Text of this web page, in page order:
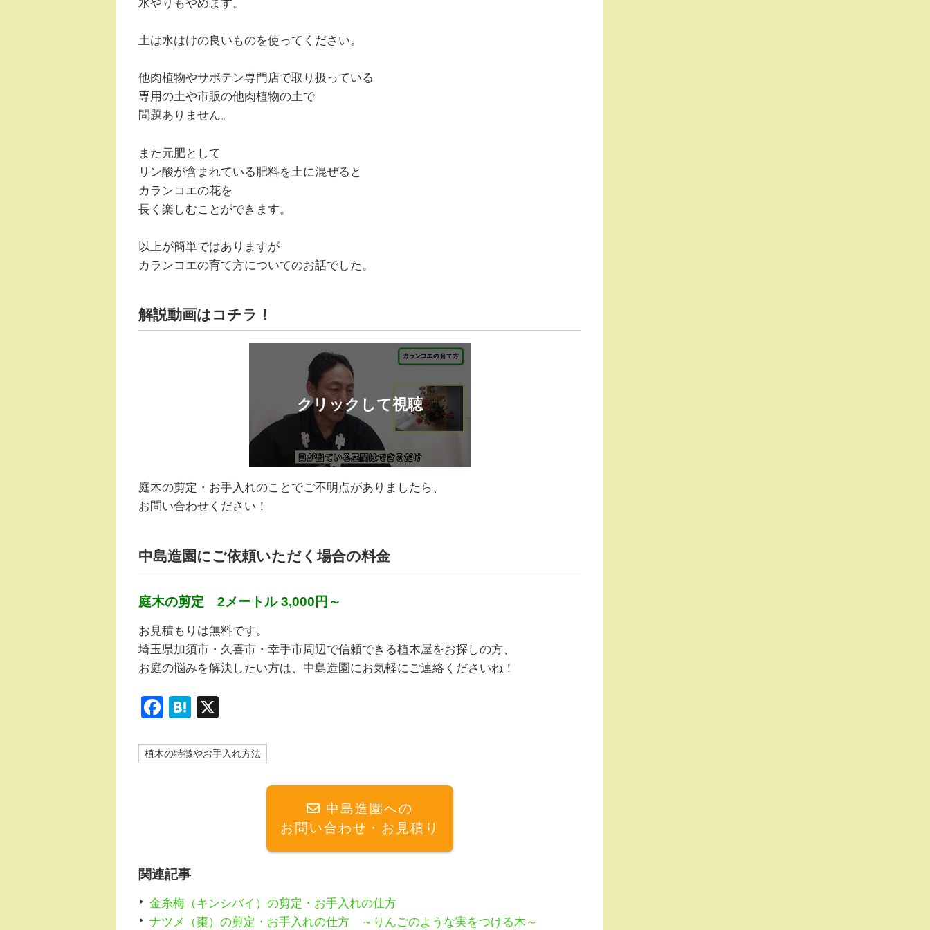
水やりもやめます。
土は水はけの良いものを使ってください。
他肉植物やサボテン専門店で取り扱っている
専用の土や市販の他肉植物の土で
問題ありません。
また元肥として
リン酸が含まれている肥料を土に混ぜると
カランコエの花を
長く楽しむことができます。
以上が簡単ではありますが
カランコエの育て方についてのお話でした。
解説動画はコチラ！
庭木の剪定・お手入れのことでご不明点がありましたら、
お問い合わせください！
中島造園にご依頼いただく場合の料金
庭木の剪定 2メートル 3,000円～
お見積もりは無料です。
埼玉県加須市・久喜市・幸手市周辺で信頼できる植木屋をお探しの方、
お庭の悩みを解決したい方は、中島造園にお気軽にご連絡くださいね！
F
c
k
H
e
植木の特徴やお手入れ方法
中島造園への
お問い合わせ・お見積り
関連記事
金糸梅（キンシバイ）の剪定・お手入れの仕方
ナツメ（棗）の剪定・お手入れの仕方 ～りんごのような実をつける木～